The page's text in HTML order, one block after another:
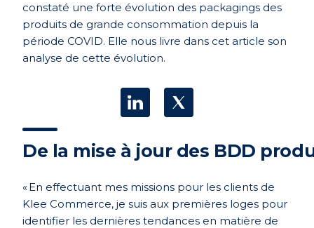
constaté une forte évolution des packagings des
produits de grande consommation depuis la
période COVID. Elle nous livre dans cet article son
analyse de cette évolution.
De la mise à jour des BDD
«En effectuant mes missions pour les clients de
Klee Commerce, je suis aux premières loges pour
identifier les dernières tendances en matière de